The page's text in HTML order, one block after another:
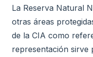
La Reserva Natural
otras áreas
de la CIA como
representación sirve